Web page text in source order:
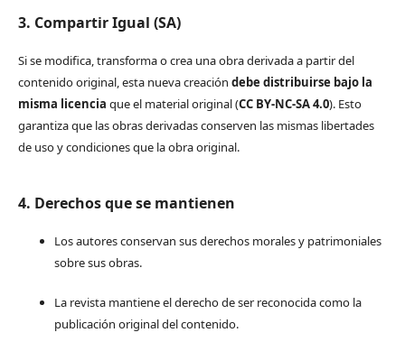
3. Compartir Igual (SA)
Si se modifica, transforma o crea una obra derivada a partir del
contenido original, esta nueva creación debe distribuirse bajo la
misma licencia que el material original (CC BY-NC-SA 4.0). Esto
garantiza que las obras derivadas conserven las mismas libertades
de uso y condiciones que la obra original.
4. Derechos que se mantienen
Los autores conservan sus derechos morales y patrimoniales
sobre sus obras.
La revista mantiene el derecho de ser reconocida como la
publicación original del contenido.